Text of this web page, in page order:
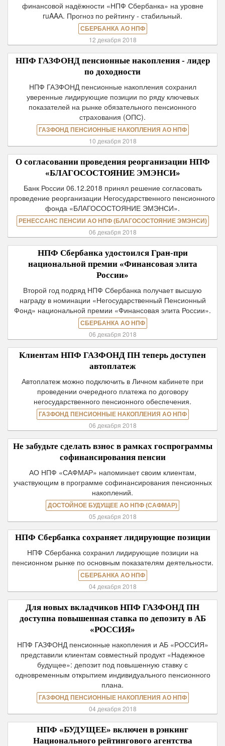
финансовой надёжности «НПФ Сбербанка» на уровне
ruAAА. Прогноз по рейтингу - стабильный.
СБЕРБАНКА АО НПФ
12 декабря 2018
НПФ ГАЗФОНД пенсионные накопления - лидер
по доходности
НПФ ГАЗФОНД пенсионные накопления сохранил
уверенные лидирующие позиции по ряду ключевых
показателей на рынке обязательного пенсионного
страхования (ОПС).
ГАЗФОНД ПЕНСИОННЫЕ НАКОПЛЕНИЯ АО НПФ
10 декабря 2018
О согласовании проведения реорганизации НПФ
«БЛАГОСОСТОЯНИЕ ЭМЭНСИ»
Банк России 06.12.2018 принял решение согласовать
проведение реорганизации Негосударственного пенсионного
фонда «БЛАГОСОСТОЯНИЕ ЭМЭНСИ».
РЕНЕССАНС ПЕНСИИ АО НПФ (БЛАГОСОСТОЯНИЕ ЭМЭНСИ)
06 декабря 2018
НПФ Сбербанка удостоился Гран-при
национальной премии «Финансовая элита
России»
Второй год подряд НПФ Сбербанка получает высшую
награду в номинации «Негосударственный Пенсионный
Фонд» национальной премии «Финансовая элита России».
СБЕРБАНКА АО НПФ
06 декабря 2018
Клиентам НПФ ГАЗФОНД ПН теперь доступен
автоплатеж
Автоплатеж можно подключить в Личном кабинете при
проведении очередного платежа по договору
негосударственного пенсионного обеспечения.
ГАЗФОНД ПЕНСИОННЫЕ НАКОПЛЕНИЯ АО НПФ
06 декабря 2018
Не забудьте сделать взнос в рамках госпрограммы
софинансирования пенсии
АО НПФ «САФМАР» напоминает своим клиентам,
участвующим в программе софинансирования пенсионных
накоплений.
ДОСТОЙНОЕ БУДУЩЕЕ АО НПФ (САФМАР)
05 декабря 2018
НПФ Сбербанка сохраняет лидирующие позиции
НПФ Сбербанка сохранил лидирующие позиции на
пенсионном рынке по основным показателям деятельности.
СБЕРБАНКА АО НПФ
04 декабря 2018
Для новых вкладчиков НПФ ГАЗФОНД ПН
доступна повышенная ставка по депозиту в АБ
«РОССИЯ»
НПФ ГАЗФОНД пенсионные накопления и АБ «РОССИЯ»
представили клиентам совместный продукт «Надежное
будущее»: депозит под повышенную ставку с
одновременным открытием индивидуального пенсионного
плана.
ГАЗФОНД ПЕНСИОННЫЕ НАКОПЛЕНИЯ АО НПФ
04 декабря 2018
НПФ «БУДУЩЕЕ» включен в рэнкинг
Национального рейтингового агентства